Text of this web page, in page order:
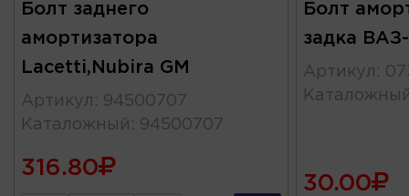
Болт заднего
амортизатора
Lacetti,Nubira GM
Артикул : 94500707
Каталожный : 94500707
316.80
Болт
задка
Артикул :
30.00